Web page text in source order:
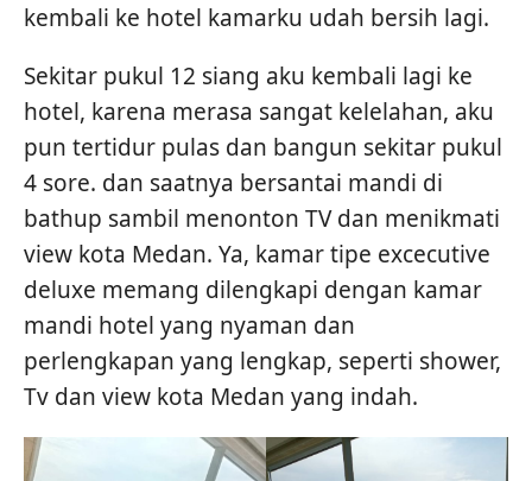
kembali ke hotel kamarku udah bersih lagi.
Sekitar pukul 12 siang aku kembali lagi ke
hotel, karena merasa sangat kelelahan, aku
pun tertidur pulas dan bangun sekitar pukul
4 sore. dan saatnya bersantai mandi di
bathup sambil menonton TV dan menikmati
view kota Medan. Ya, kamar tipe excecutive
deluxe memang dilengkapi dengan kamar
mandi hotel yang nyaman dan
perlengkapan yang lengkap, seperti shower,
Tv dan view kota Medan yang indah.